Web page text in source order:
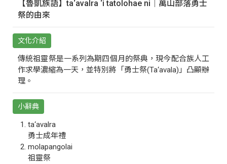
【魯凱族語】ta‘avalra ‘i tatolohae ni｜萬山部落勇士
祭的由來
文化介紹
傳統祖靈祭是一系列為期四個月的祭典，現今配合族人工
作求學濃縮為一天，並特別將「勇士祭(Ta‘avala)」凸顯辦
理。
小辭典
ta‘avalra
勇士成年禮
molapangolai
祖靈祭